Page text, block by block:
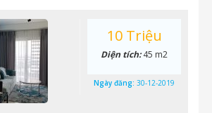
10 Triệu
Diện tích:45 m2
Ngày đăng: 30-12-2019